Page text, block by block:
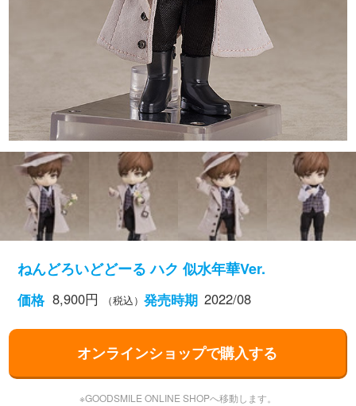
ねんどろいどどーる ハク 似水年華Ver.
価格 8,900円 （税込） 発売時期 2022/08
オンラインショップで購入する
※GOODSMILE ONLINE SHOPへ移動します。